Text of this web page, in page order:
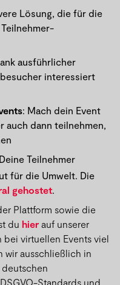
Lösung, die für die
ausführlicher
interessiert
: Mach dein Event
auch dann teilnehmen,
Teilnehmer
für die Umwelt. Die
gehostet.
Plattform sowie die
du hier auf unserer
bei virtuellen Events viel
wir ausschließlich in
Standards und